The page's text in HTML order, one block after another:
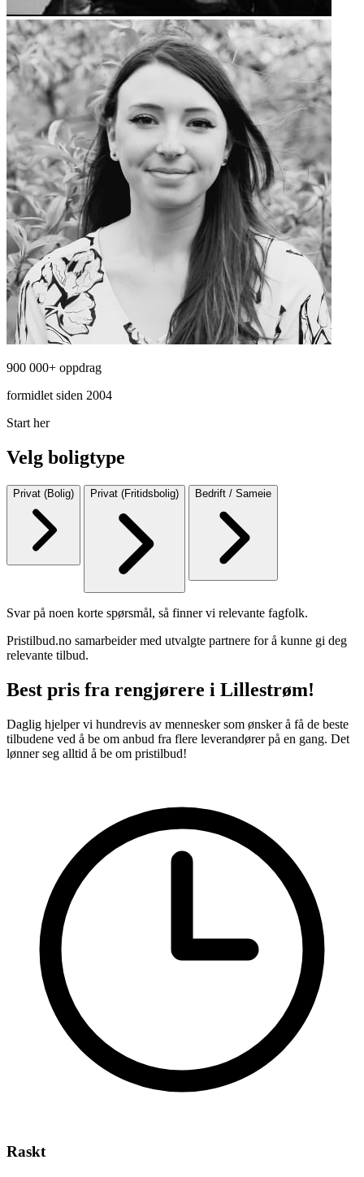
900 000+ oppdrag
formidlet siden 2004
Start her
Velg boligtype
Privat (Bolig) Privat (Fritidsbolig) Bedrift / Sameie
Svar på noen korte spørsmål, så finner vi relevante fagfolk.
Pristilbud.no samarbeider med utvalgte partnere for å kunne gi deg
relevante tilbud.
Best pris fra rengjørere i Lillestrøm!
Daglig hjelper vi hundrevis av mennesker som ønsker å få de beste
tilbudene ved å be om anbud fra flere leverandører på en gang. Det
lønner seg alltid å be om pristilbud!
Raskt